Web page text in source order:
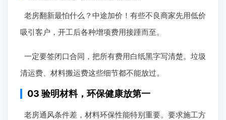
老房翻新最怕什么？中途加价！有些不良商家先用低价
吸引客户，开工后各种增项费用接踵而至。
一定要签闭口合同，把所有费用白纸黑字写清楚。垃圾
清运费、材料搬运费这些细节都不能放过。
03 验明材料，环保健康放第一
老房通风条件差，材料环保性能特别重要。要求施工方